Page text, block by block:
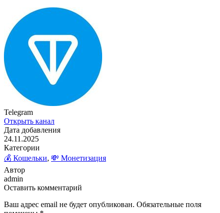
Telegram
Открыть канал
Дата добавления
24.11.2025
Категории
💰 Кошельки, 💸 Монетизация
Автор
admin
Оставить комментарий
Ваш адрес email не будет опубликован. Обязательные поля